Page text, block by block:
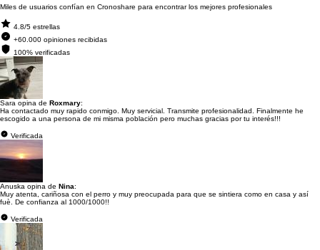
Miles de usuarios confían en Cronoshare para encontrar los mejores profesionales
4.8/5 estrellas
+60.000 opiniones recibidas
100% verificadas
Sara opina de Roxmary:
Ha contactado muy rapido conmigo. Muy servicial. Transmite profesionalidad. Finalmente he
escogido a una persona de mi misma población pero muchas gracias por tu interés!!!
Verificada
Anuska opina de Nina:
Muy atenta, cariñosa con el perro y muy preocupada para que se sintiera como en casa y así
fuè. De confianza al 1000/1000!!
Verificada